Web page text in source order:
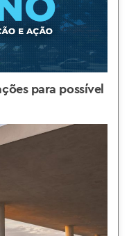
para possível